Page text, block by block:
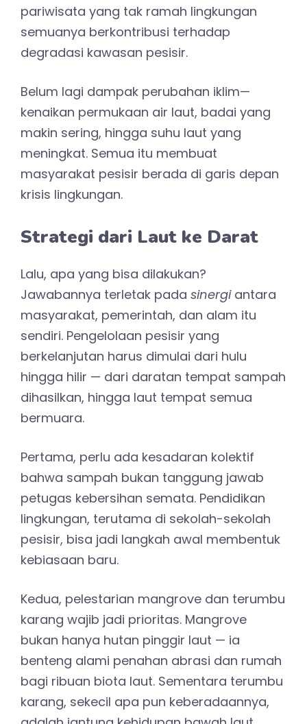
pariwisata yang tak ramah lingkungan
semuanya berkontribusi terhadap
degradasi kawasan pesisir.
Belum lagi dampak perubahan iklim—
kenaikan permukaan air laut, badai yang
makin sering, hingga suhu laut yang
meningkat. Semua itu membuat
masyarakat pesisir berada di garis depan
krisis lingkungan.
Strategi dari Laut ke Darat
Lalu, apa yang bisa dilakukan?
Jawabannya terletak pada sinergiantara
masyarakat, pemerintah, dan alam itu
sendiri. Pengelolaan pesisir yang
berkelanjutan harus dimulai dari hulu
hingga hilir — dari daratan tempat sampah
dihasilkan, hingga laut tempat semua
bermuara.
Pertama, perlu ada kesadaran kolektif
bahwa sampah bukan tanggung jawab
petugas kebersihan semata. Pendidikan
lingkungan, terutama di sekolah-sekolah
pesisir, bisa jadi langkah awal membentuk
kebiasaan baru.
Kedua, pelestarian mangrove dan terumbu
karang wajib jadi prioritas. Mangrove
bukan hanya hutan pinggir laut — ia
benteng alami penahan abrasi dan rumah
bagi ribuan biota laut. Sementara terumbu
karang, sekecil apa pun keberadaannya,